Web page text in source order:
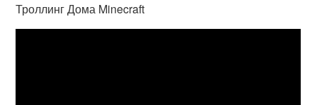
Троллинг Дома Minecraft